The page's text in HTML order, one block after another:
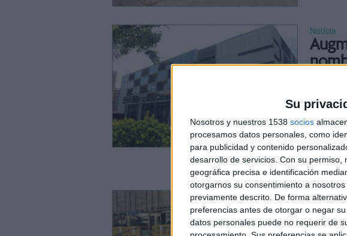
Su
Nosotros y nuestros 1538 socios
procesamos datos personales, como
para publicidad y contenido
desarrollo de servicios. Con su permiso,
geográfica precisa e identificación
otorgarnos su consentimiento a
previamente descrito. De forma
preferencias antes de otorgar o negar su
datos personales puede no requerir de
Notícia
van
vist cap
del
Notícia
El
Salt